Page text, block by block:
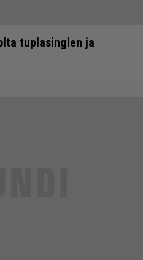
tuplasinglen ja